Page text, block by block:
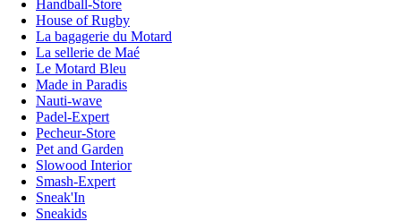
Handball-Store
House of Rugby
La bagagerie du Motard
La sellerie de Maé
Le Motard Bleu
Made in Paradis
Nauti-wave
Padel-Expert
Pecheur-Store
Pet and Garden
Slowood Interior
Smash-Expert
Sneak'In
Sneakids